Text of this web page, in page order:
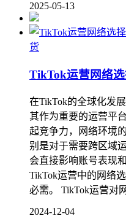
2025-05-13
货
TikTok运营网络
在TikTok的全球化发
其作为重要的运营平
起竞争力，网络环境
别是对于需要跨区域
会直接影响账号表现
TikTok运营中的网络
必需。 TikTok运营对
2024-12-04